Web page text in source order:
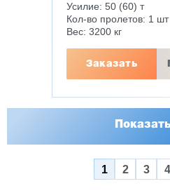
Усилие: 50 (60) т
Кол-во пролетов: 1 шт
Вес: 3200 кг
Заказать
1 2 3 4